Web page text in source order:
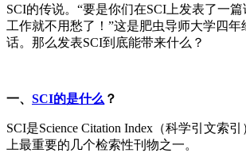
SCI的传说。“要是你们在SCI上发表了一
工作就不用愁了！”这是肥虫导师大学四年
话。那么发表SCI到底能带来什么？
一、 SCI的是什么 ？
SCI是Science Citation Index（科学引文索
上最重要的几个检索性刊物之一。